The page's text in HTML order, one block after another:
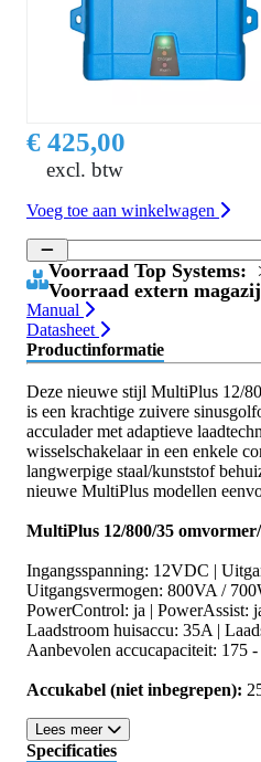
€ 425,00
excl. btw
Voeg toe aan winkelwagen
Voorraad Top Systems:
Voorraad extern
Manual
Datasheet
Productinformatie
Deze nieuwe stijl MultiPlus 12/
is een krachtige zuivere
acculader met adaptieve
wisselschakelaar in een enkele
langwerpige staal/kunststof
nieuwe MultiPlus modellen
MultiPlus 12/800/35
Ingangsspanning: 12VDC |
Uitgangsvermogen: 800VA /
PowerControl: ja | PowerAssist:
Laadstroom huisaccu: 35A |
Aanbevolen accucapaciteit: 175
Accukabel (niet inbegrepen):
Lees meer
Specificaties